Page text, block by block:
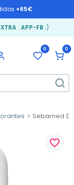
+65€
: APP-FB ;)
0 0
Sebamed
favorite_border